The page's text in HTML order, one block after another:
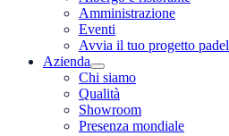
Amministrazione
Eventi
Avvia il tuo progetto padel
Azienda
Chi siamo
Qualità
Showroom
Presenza mondiale